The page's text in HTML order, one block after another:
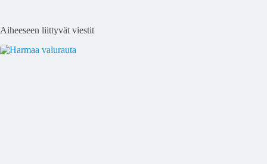
Aiheeseen liittyvät viestit